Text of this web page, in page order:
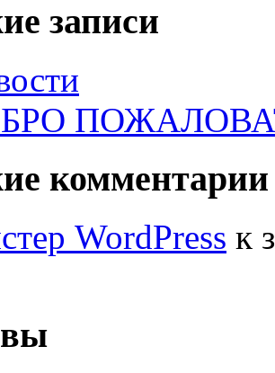
записи
комментарии
WordPress к